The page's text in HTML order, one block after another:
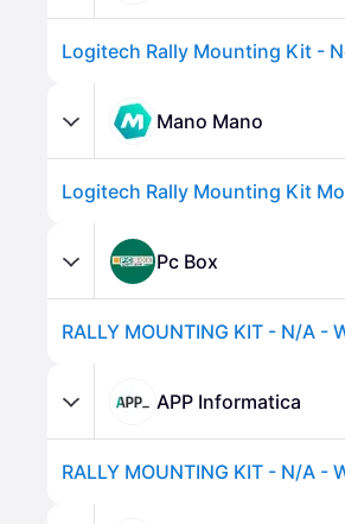
Logitech Rally Mounting Kit -
Mano Mano
Logitech Rally Mounting Kit
Pc Box
RALLY MOUNTING KIT - N/A -
APP Informatica
RALLY MOUNTING KIT - N/A -